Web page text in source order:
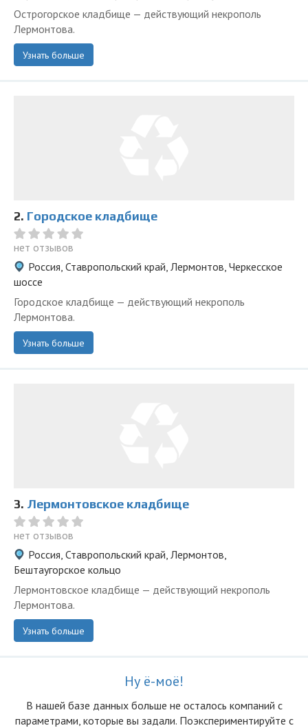
Острогорское кладбище — действующий некрополь
Лермонтова.
Узнать больше
2. Городское кладбище
нет отзывов
Россия, Ставропольский край, Лермонтов, Черкесское
шоссе
Городское кладбище — действующий некрополь
Лермонтова.
Узнать больше
3. Лермонтовское кладбище
нет отзывов
Россия, Ставропольский край, Лермонтов,
Бештаугорское кольцо
Лермонтовское кладбище — действующий некрополь
Лермонтова.
Узнать больше
Ну ё-моё!
В нашей базе данных больше не осталоcь компаний с
параметрами, которые вы задали. Поэкспериментируйте с